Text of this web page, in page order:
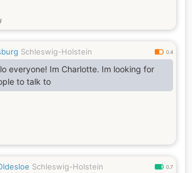
Schleswig-Holstein 0.4
everyone! Im Charlotte. Im looking for
to talk to
Schleswig-Holstein 0.7